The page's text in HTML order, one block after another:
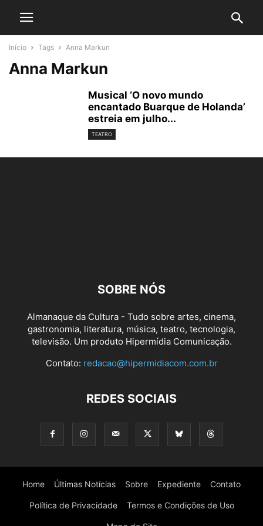
Início Tags Anna Markun
Anna Markun
Musical ‘O novo mundo
encantado Buarque de Holanda’
estreia em julho...
TEATRO
SOBRE NÓS
Almanaque da Cultura - Tudo sobre artes, cinema,
gastronomia, literatura, música, teatro, tecnologia,
televisão. Um produto Hipermídia Comunicação.
Contato: redacao@hipermidiacom.com.br
REDES SOCIAIS
Home Últimas Notícias Sobre Expediente Contato
Política de Privacidade Termos e Condições de Uso